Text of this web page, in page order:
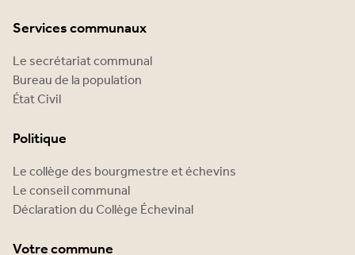
Services communaux
Le secrétariat communal
Bureau de la population
État Civil
Politique
Le collège des bourgmestre et échevins
Le conseil communal
Déclaration du Collège Échevinal
Votre commune